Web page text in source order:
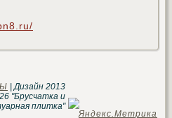
| Дизайн 2013
"Брусчатка и
плитка"